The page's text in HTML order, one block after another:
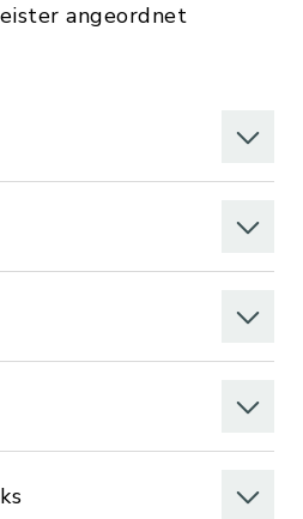
angeordnet